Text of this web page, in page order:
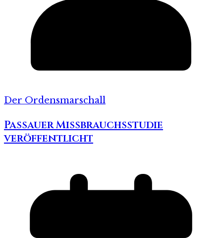
Der Ordensmarschall
Passauer Missbrauchsstudie
veröffentlicht